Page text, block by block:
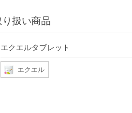
り扱い商品
エクエルタブレット
エクエル